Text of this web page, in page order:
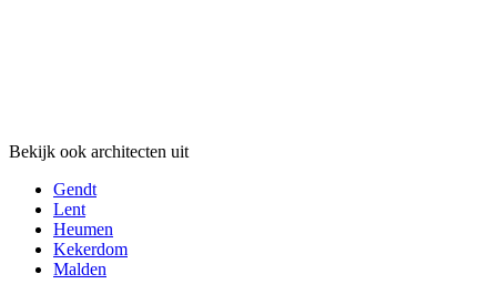
Bekijk ook architecten uit
Gendt
Lent
Heumen
Kekerdom
Malden